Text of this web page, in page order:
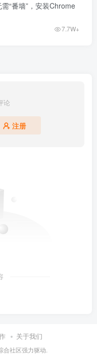
“番墙”，安装Chrome
7.7W+
论
注册
关于我们
合社区强力驱动.